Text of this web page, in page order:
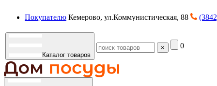
Покупателю Кемерово, ул.Коммунистическая, 88
Каталог товаров
× 0